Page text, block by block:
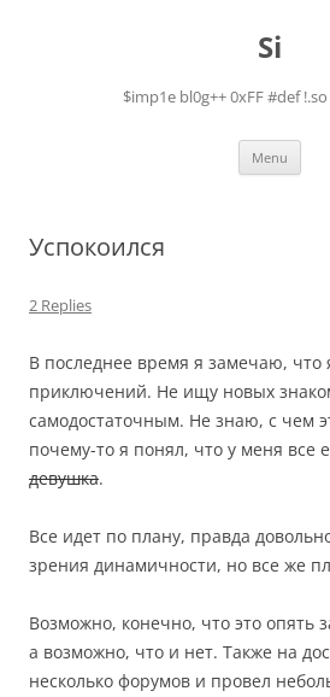
Si
$imp1e bl0g++ 0xFF #def
Menu
Успокоился
2 Replies
В последнее время я замечаю,
приключений. Не ищу новых
самодостаточным. Не знаю, с чем
почему-то я понял, что у меня все
девушка.
Все идет по плану, правда
зрения динамичности, но все же
Возможно, конечно, что это опять
а возможно, что и нет. Также на
несколько форумов и провел